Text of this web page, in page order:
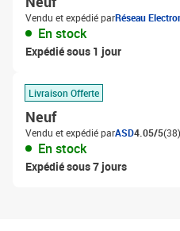
Vendu et expédié parRéseau
En stock
Expédié sous 1 jour
Livraison Offerte
Neuf
Vendu et expédié parASD4.05/5(38)
En stock
Expédié sous 7 jours